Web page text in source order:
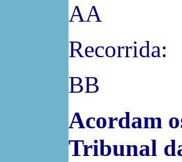
AA
Recorrida:
BB
Acordam
Tribunal